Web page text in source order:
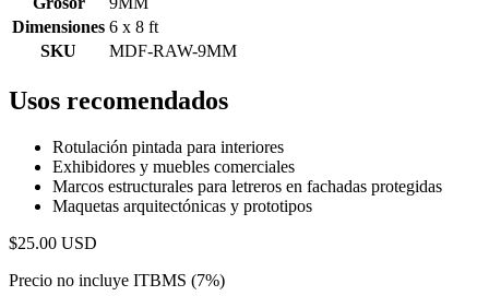
Dimensiones 6 x 8 ft
SKU
MDF-RAW-9MM
Usos recomendados
Rotulación pintada para interiores
Exhibidores y muebles comerciales
Marcos estructurales para letreros en fachadas protegidas
Maquetas arquitectónicas y prototipos
$25.00 USD
Precio no incluye ITBMS (7%)